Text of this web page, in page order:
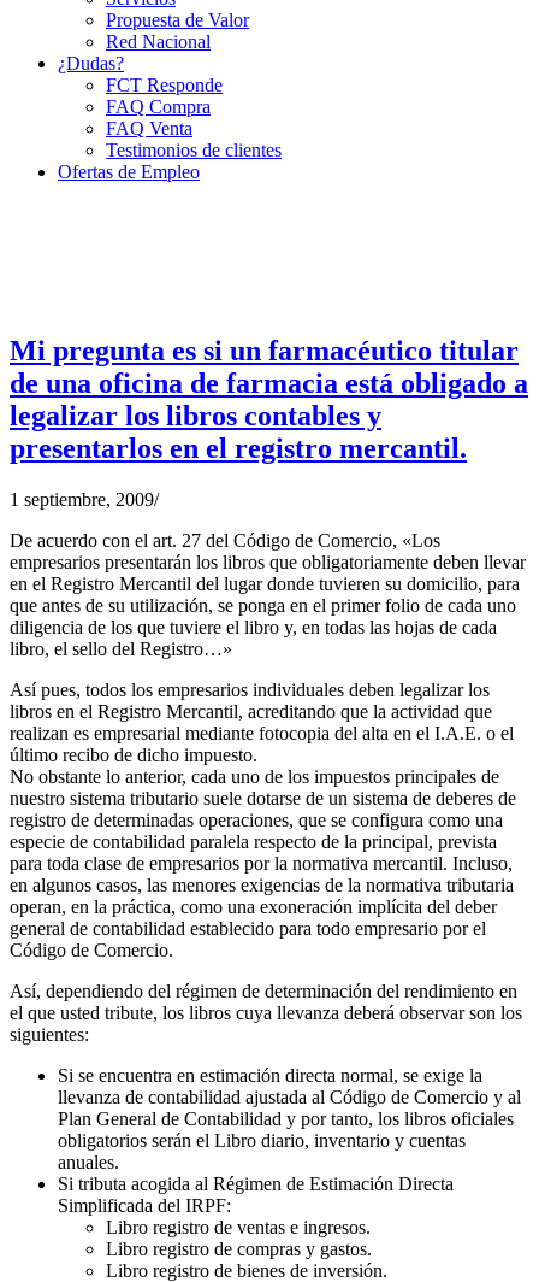
Propuesta de Valor
Red Nacional
¿Dudas?
FCT Responde
FAQ Compra
FAQ Venta
Testimonios de clientes
Ofertas de Empleo
Mi pregunta es si un farmacéutico titular
de una oficina de farmacia está obligado a
legalizar los libros contables y
presentarlos en el registro mercantil.
1 septiembre, 2009/
De acuerdo con el art. 27 del Código de Comercio, «Los
empresarios presentarán los libros que obligatoriamente deben llevar
en el Registro Mercantil del lugar donde tuvieren su domicilio, para
que antes de su utilización, se ponga en el primer folio de cada uno
diligencia de los que tuviere el libro y, en todas las hojas de cada
libro, el sello del Registro…»
Así pues, todos los empresarios individuales deben legalizar los
libros en el Registro Mercantil, acreditando que la actividad que
realizan es empresarial mediante fotocopia del alta en el I.A.E. o el
último recibo de dicho impuesto.
No obstante lo anterior, cada uno de los impuestos principales de
nuestro sistema tributario suele dotarse de un sistema de deberes de
registro de determinadas operaciones, que se configura como una
especie de contabilidad paralela respecto de la principal, prevista
para toda clase de empresarios por la normativa mercantil. Incluso,
en algunos casos, las menores exigencias de la normativa tributaria
operan, en la práctica, como una exoneración implícita del deber
general de contabilidad establecido para todo empresario por el
Código de Comercio.
Así, dependiendo del régimen de determinación del rendimiento en
el que usted tribute, los libros cuya llevanza deberá observar son los
siguientes:
Si se encuentra en estimación directa normal, se exige la
llevanza de contabilidad ajustada al Código de Comercio y al
Plan General de Contabilidad y por tanto, los libros oficiales
obligatorios serán el Libro diario, inventario y cuentas
anuales.
Si tributa acogida al Régimen de Estimación Directa
Simplificada del IRPF:
Libro registro de ventas e ingresos.
Libro registro de compras y gastos.
Libro registro de bienes de inversión.